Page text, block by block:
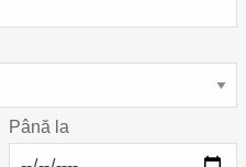
Până la